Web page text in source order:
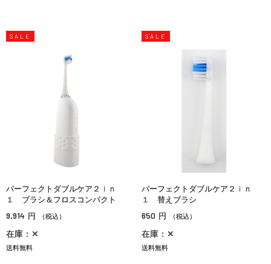
SALE
パーフェクトダブルケア２ｉｎ
１ ブラシ＆フロスコンパクト
9,914 円 （税込）
在庫：✕
送料無料
SALE
パーフェクトダブルケア２ｉｎ
１ 替えブラシ
650 円 （税込）
在庫：✕
送料無料